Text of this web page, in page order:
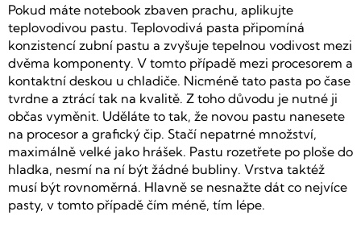
Pokud máte notebook zbaven prachu, aplikujte
teplovodivou pastu. Teplovodivá pasta připomíná
konzistencí zubní pastu a zvyšuje tepelnou vodivost mezi
dvěma komponenty. V tomto případě mezi procesorem a
kontaktní deskou u chladiče. Nicméně tato pasta po čase
tvrdne a ztrácí tak na kvalitě. Z toho důvodu je nutné ji
občas vyměnit. Uděláte to tak, že novou pastu nanesete
na procesor a grafický čip. Stačí nepatrné množství,
maximálně velké jako hrášek. Pastu rozetřete po ploše do
hladka, nesmí na ní být žádné bubliny. Vrstva taktéž
musí být rovnoměrná. Hlavně se nesnažte dát co nejvíce
pasty, v tomto případě čím méně, tím lépe.